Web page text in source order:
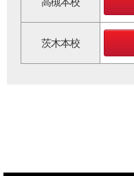
茨木本校